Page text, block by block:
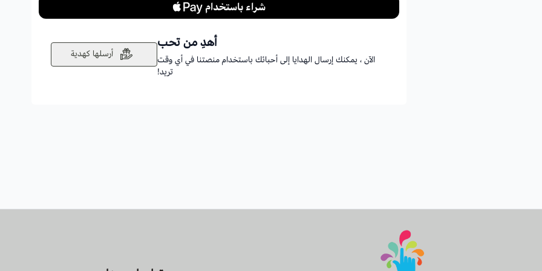
أهدِ من تحب
الآن ، يمكنك إرسال الهدايا إلى أحبائك باستخدام منصتنا في أي وقت
تريد!
أرسلها كهدية